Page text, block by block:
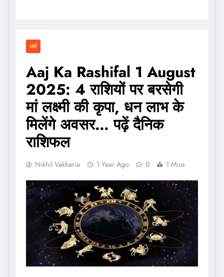
धर्म
Aaj Ka Rashifal 1 August
2025: 4 राशियों पर बरसेगी
मां लक्ष्मी की कृपा, धन लाभ के
मिलेंगे अवसर… पढ़ें दैनिक
राशिफल
Nikhil Vakharia 1 Year Ago 0 1 Mins